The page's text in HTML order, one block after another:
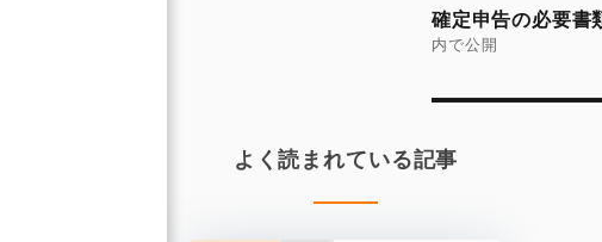
稿
ナ
ゲ
シ
確定申告の必要書
内で公開
よく読まれている記事